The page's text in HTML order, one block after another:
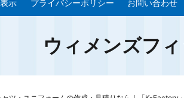
示
プライバシーポリシー お問い合わせ
ウィメンズフ